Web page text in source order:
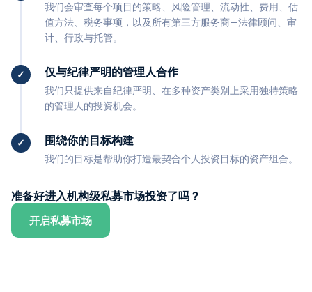
我们会审查每个项目的策略、风险管理、流动性、费用、估
值方法、税务事项，以及所有第三方服务商—法律顾问、审
计、行政与托管。
仅与纪律严明的管理人合作
我们只提供来自纪律严明、在多种资产类别上采用独特策略
的管理人的投资机会。
围绕你的目标构建
我们的目标是帮助你打造最契合个人投资目标的资产组合。
准备好进入机构级私募市场投资了吗？
开启私募市场